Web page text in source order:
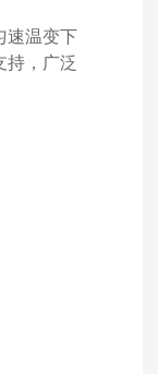
速温变下
持，广泛